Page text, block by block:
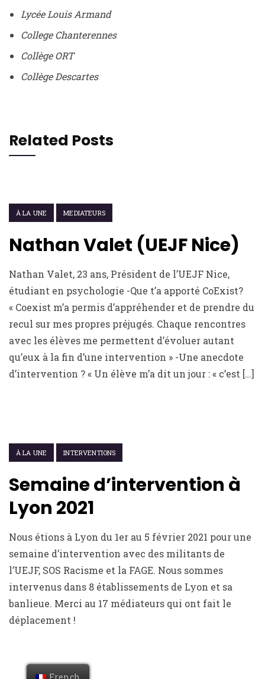
Lycée Louis Armand
College Chanterennes
Collège ORT
Collège Descartes
Related Posts
À LA UNE MEDIATEURS
Nathan Valet (UEJF Nice)
Nathan Valet, 23 ans, Président de l’UEJF Nice,
étudiant en psychologie -Que t’a apporté CoExist?
« Coexist m’a permis d’appréhender et de prendre du
recul sur mes propres préjugés. Chaque rencontres
avec les élèves me permettent d’évoluer autant
qu’eux à la fin d’une intervention » -Une anecdote
d’intervention ? « Un élève m’a dit un jour : « c’est […]
À LA UNE INTERVENTIONS
Semaine d’intervention à
Lyon 2021
Nous étions à Lyon du 1er au 5 février 2021 pour une
semaine d’intervention avec des militants de
l’UEJF, SOS Racisme et la FAGE. Nous sommes
intervenus dans 8 établissements de Lyon et sa
banlieue. Merci au 17 médiateurs qui ont fait le
déplacement !